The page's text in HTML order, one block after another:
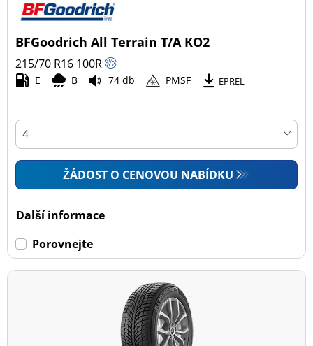
BFGoodrich All Terrain T/A KO2
215/70 R16 100R
E B 74 db PMSF EPREL
ŽÁDOST O CENOVOU NABÍDKU
Další informace
Porovnejte